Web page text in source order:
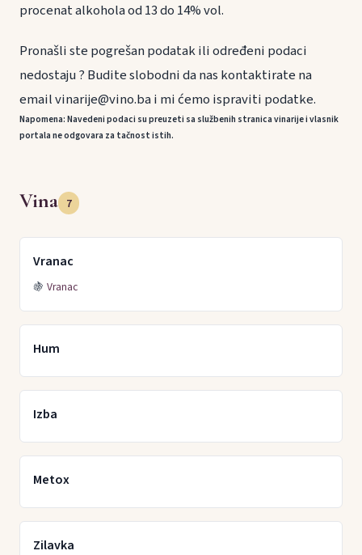
procenat alkohola od 13 do 14% vol.
Pronašli ste pogrešan podatak ili određeni podaci
nedostaju ? Budite slobodni da nas kontaktirate na
email vinarije@vino.ba i mi ćemo ispraviti podatke.
Napomena: Navedeni podaci su preuzeti sa službenih stranica vinarije i vlasnik
portala ne odgovara za tačnost istih.
Vina 7
Vranac
🍇 Vranac
Hum
Izba
Metox
Zilavka